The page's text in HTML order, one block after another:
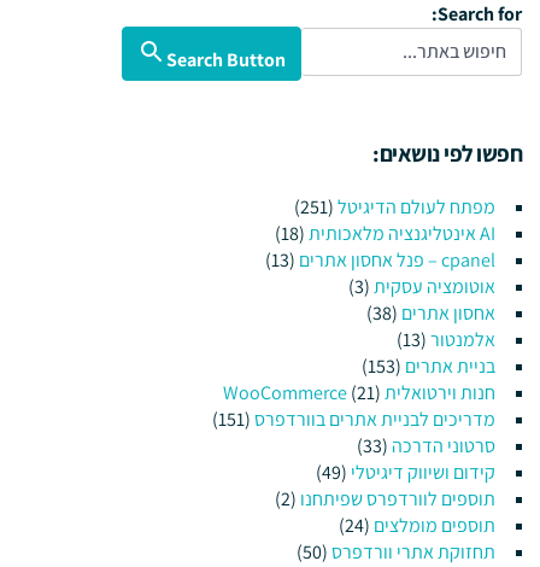
Search for:
Search Button
חפשו לפי נושאים:
מפתח לעולם הדיגיטל(251)
AI אינטליגנציה מלאכותית
(18)
cpanel – פנל אחסון אתרים
(13)
אוטומציה עסקית(3)
אחסון אתרים(38)
אלמנטור(13)
בניית אתרים(153)
חנות וירטואלית WooCommerce(21)
מדריכים לבניית אתרים בוורדפרס(151)
סרטוני הדרכה(33)
קידום ושיווק דיגיטלי(49)
תוספים לוורדפרס שפיתחנו(2)
תוספים מומלצים(24)
תחזוקת אתרי וורדפרס(50)